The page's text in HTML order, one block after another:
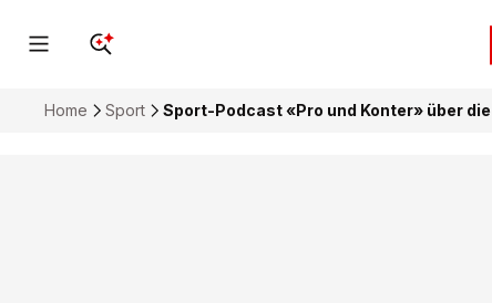
Home Sport Sport-Podcast «Pro und Konter» über